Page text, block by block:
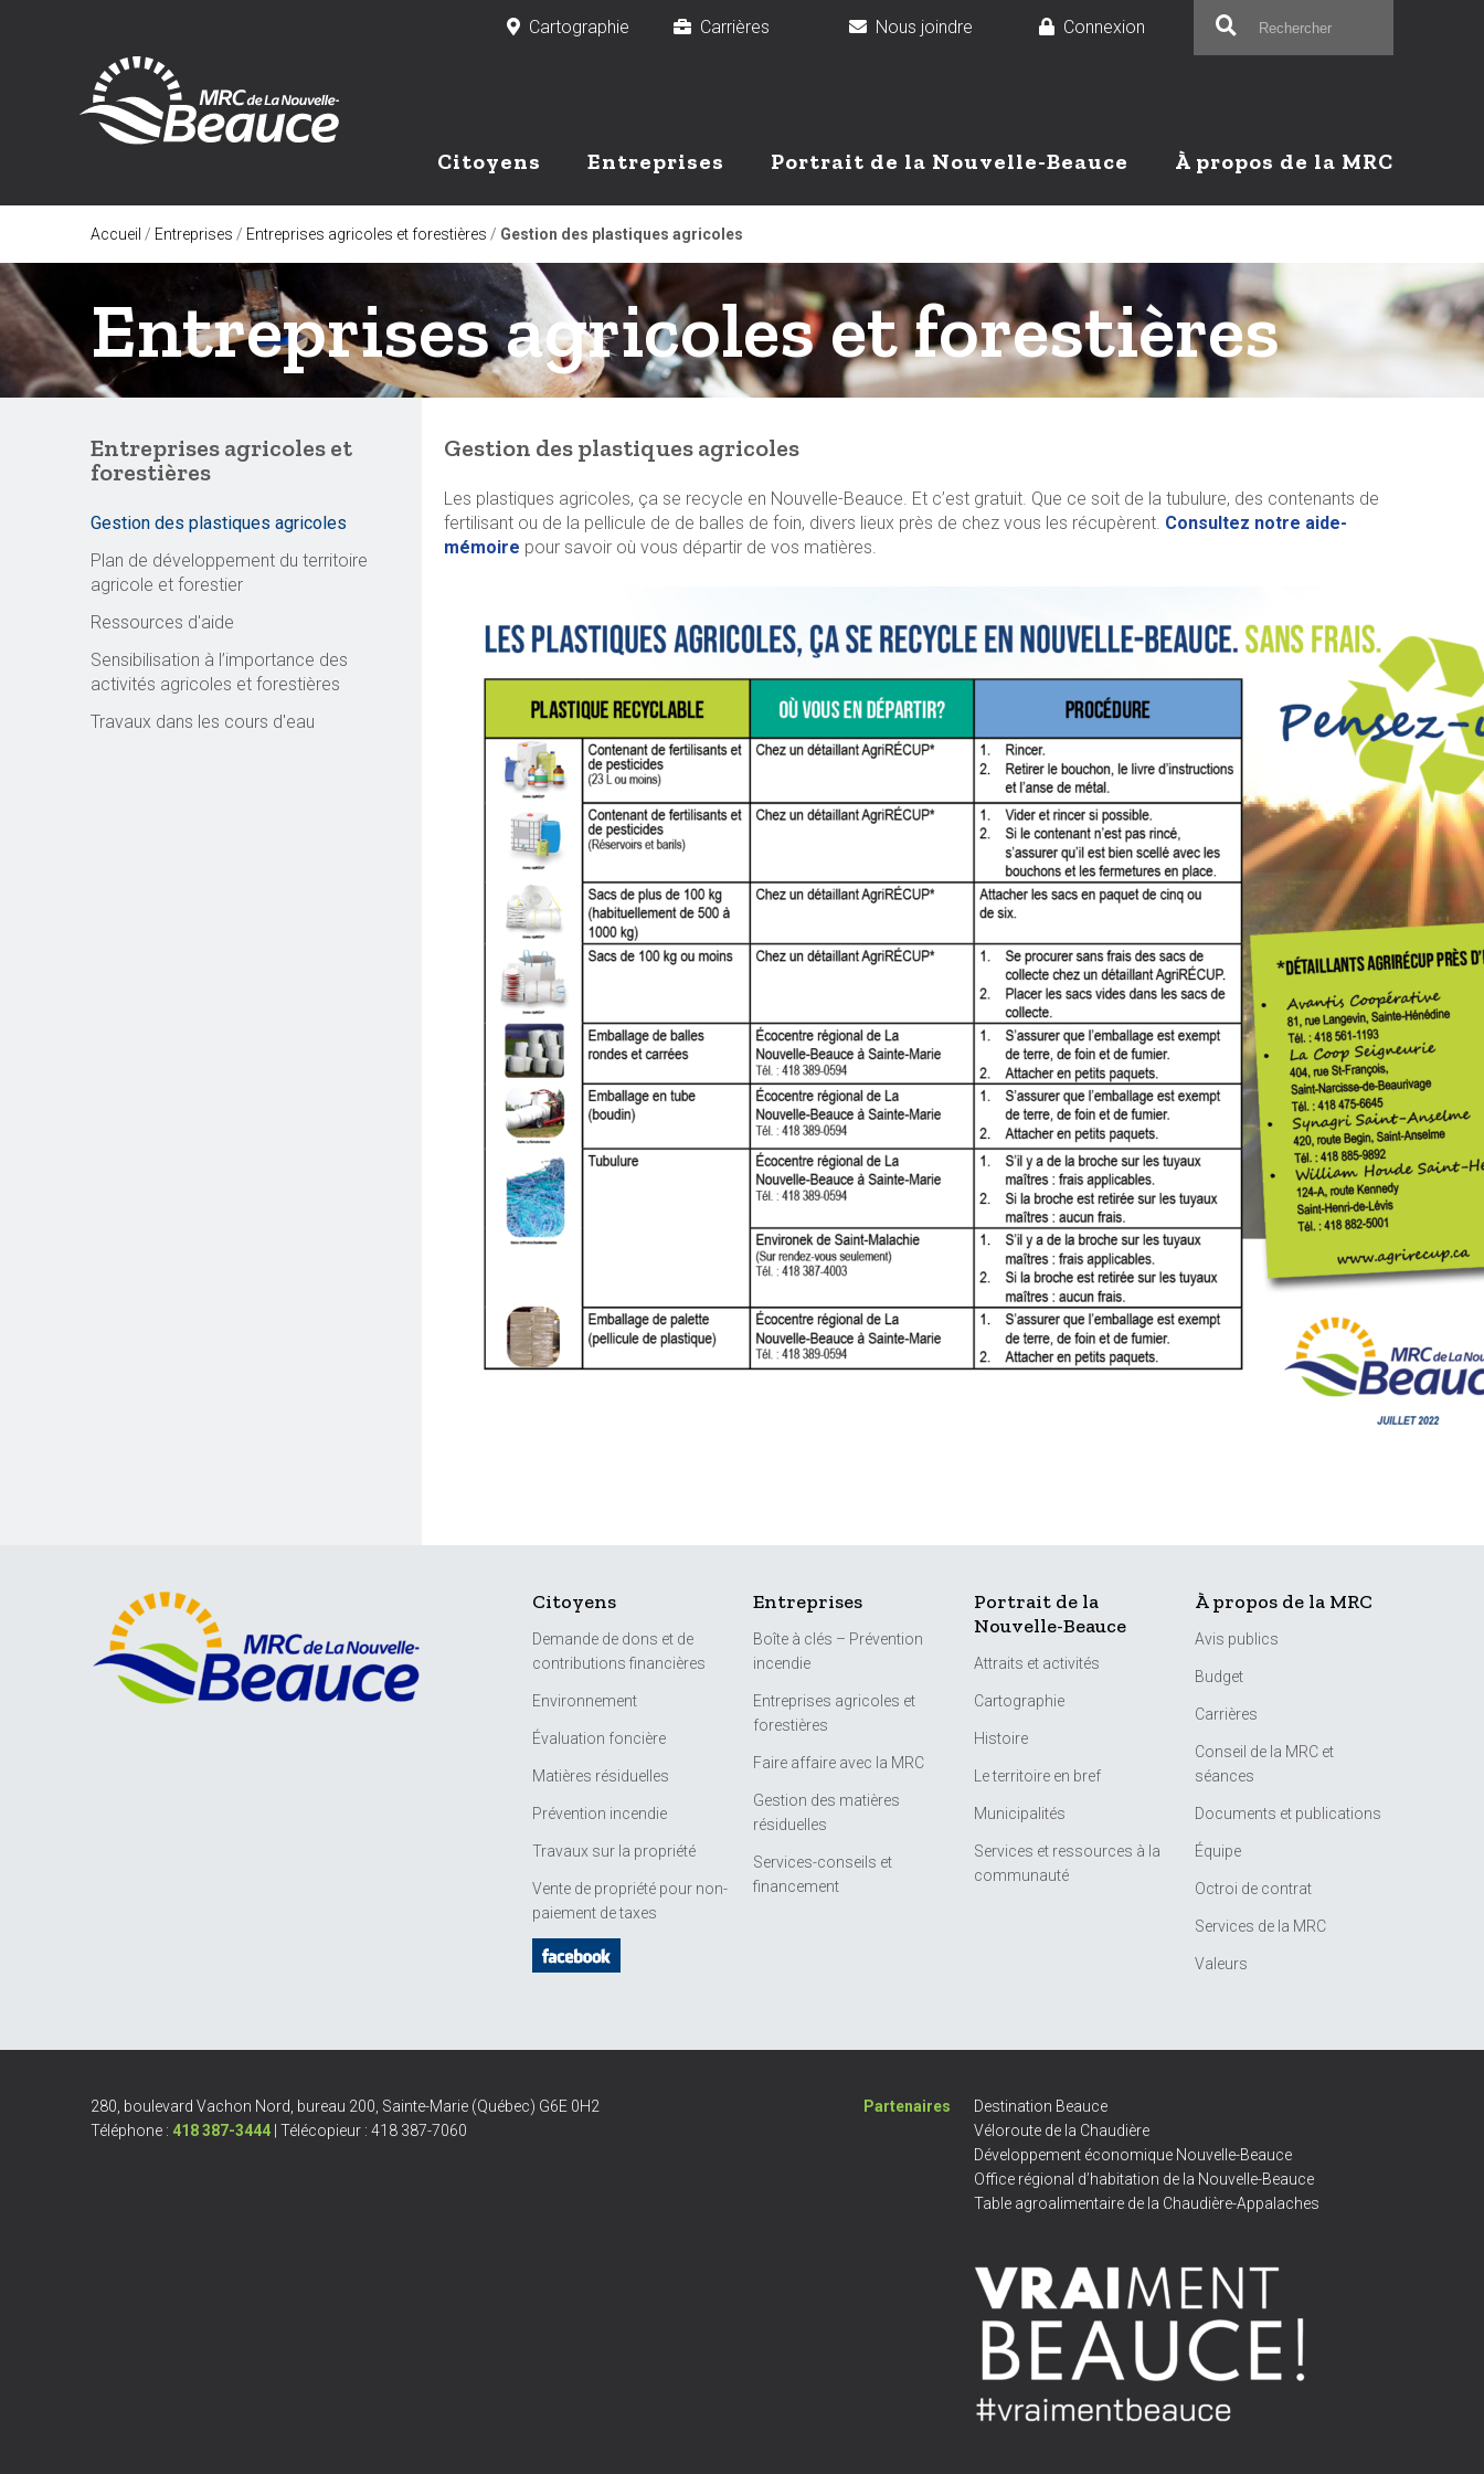
Cartographie Carrières Nous joindre Connexion
Citoyens Entreprises Portrait de la Nouvelle-Beauce À propos de la MRC
Accueil / Entreprises / Entreprises agricoles et forestières / Gestion des plastiques agricoles
Entreprises agricoles et forestières
Entreprises agricoles et
forestières
Gestion des plastiques agricoles
Plan de développement du territoire
agricole et forestier
Ressources d'aide
Sensibilisation à l’importance des
activités agricoles et forestières
Travaux dans les cours d'eau
Gestion des plastiques agricoles
Les plastiques agricoles, ça se recycle en Nouvelle-Beauce. Et c’est gratuit. Que ce soit de la tubulure, des contenants de
fertilisant ou de la pellicule de de balles de foin, divers lieux près de chez vous les récupèrent. Consultez notre aide-
mémoire pour savoir où vous départir de vos matières.
Citoyens
Demande de dons et de
contributions financières
Environnement
Évaluation foncière
Matières résiduelles
Prévention incendie
Travaux sur la propriété
Vente de propriété pour non-
paiement de taxes
Entreprises
Boîte à clés – Prévention
incendie
Entreprises agricoles et
forestières
Faire affaire avec la MRC
Gestion des matières
résiduelles
Services-conseils et
financement
Portrait de la
Nouvelle-Beauce
Attraits et activités
Cartographie
Histoire
Le territoire en bref
Municipalités
Services et ressources à la
communauté
À propos de la MRC
Avis publics
Budget
Carrières
Conseil de la MRC et
séances
Documents et publications
Équipe
Octroi de contrat
Services de la MRC
Valeurs
280, boulevard Vachon Nord, bureau 200, Sainte-Marie (Québec) G6E 0H2
Téléphone : 418 387-3444 | Télécopieur : 418 387-7060
Partenaires
Destination Beauce
Véloroute de la Chaudière
Développement économique Nouvelle-Beauce
Office régional d’habitation de la Nouvelle-Beauce
Table agroalimentaire de la Chaudière-Appalaches